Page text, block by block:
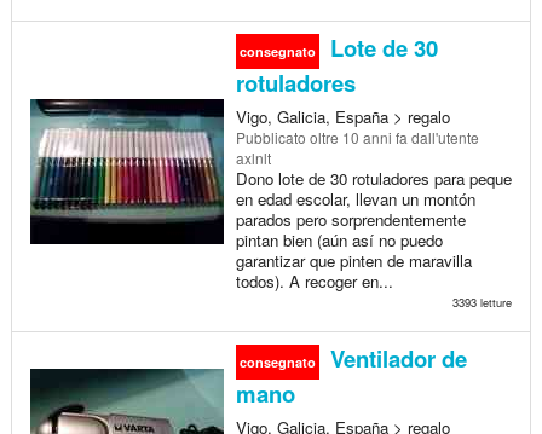
consegnato
Lote de 30
rotuladores
Vigo, Galicia, España > regalo
Pubblicato oltre 10 anni fa dall'utente
axlnlt
Dono lote de 30 rotuladores para peque
en edad escolar, llevan un montón
parados pero sorprendentemente
pintan bien (aún así no puedo
garantizar que pinten de maravilla
todos). A recoger en...
3393 letture
consegnato
Ventilador de
mano
Vigo, Galicia, España > regalo